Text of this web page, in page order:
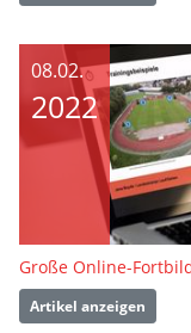
08.02.
2022
Artikel anzeigen